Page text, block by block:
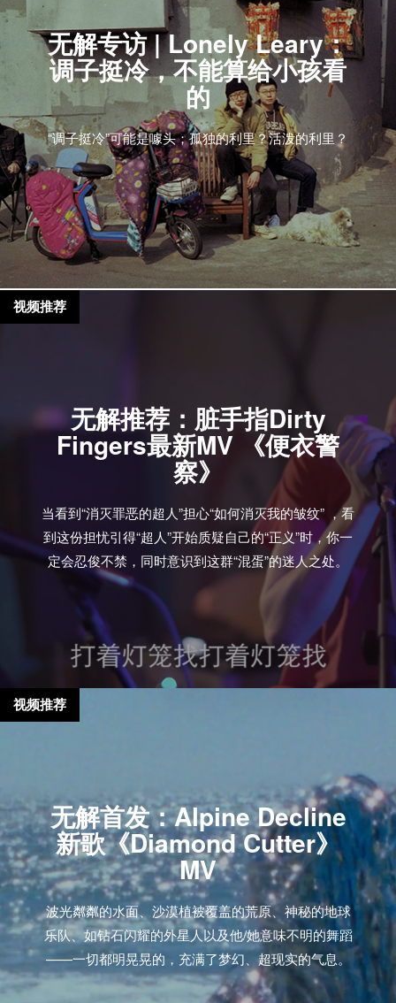
无解专访 | Lonely Leary：
调子挺冷，不能算给小孩看
的
“调子挺冷”可能是噱头；孤独的利里？活泼的利里？
无解推荐：脏手指Dirty
Fingers最新MV 《便衣警
察》
当看到“消灭罪恶的超人”担心“如何消灭我的皱纹” ，看
到这份担忧引得“超人”开始质疑自己的“正义”时，你一
定会忍俊不禁，同时意识到这群“混蛋”的迷人之处。
视频推荐
无解首发：Alpine Decline
新歌《Diamond Cutter》
MV
波光粼粼的水面、沙漠植被覆盖的荒原、神秘的地球
乐队、如钻石闪耀的外星人以及他/她意味不明的舞蹈
——一切都明晃晃的，充满了梦幻、超现实的气息。
视频推荐